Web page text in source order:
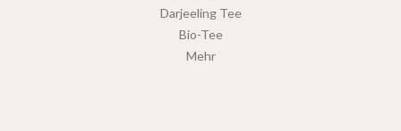
Darjeeling Tee
Bio-Tee
Mehr